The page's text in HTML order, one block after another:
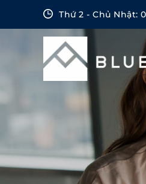
Thứ 2 - Chủ Nhật: